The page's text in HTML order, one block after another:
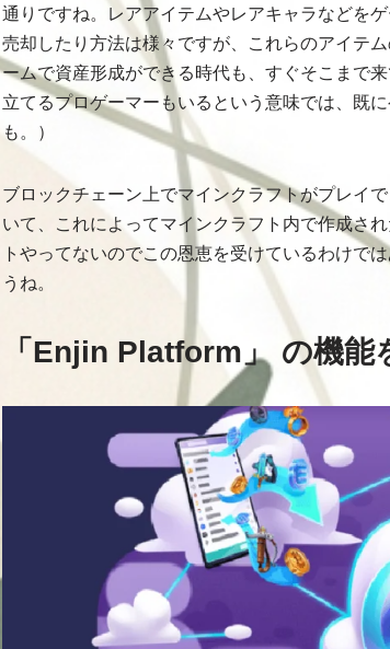
通りですね。レアアイテムやレアキャラなどを
売却したり方法は様々ですが、これらのアイテ
ームで資産形成ができる時代も、すぐそこまで
立てるプロゲーマーもいるという意味では、既
も。）
ブロックチェーン上でマインクラフトがプレイ
いて、これによってマインクラフト内で作成さ
トやってないのでこの恩恵を受けているわけで
うね。
「Enjin Platform」 の機能